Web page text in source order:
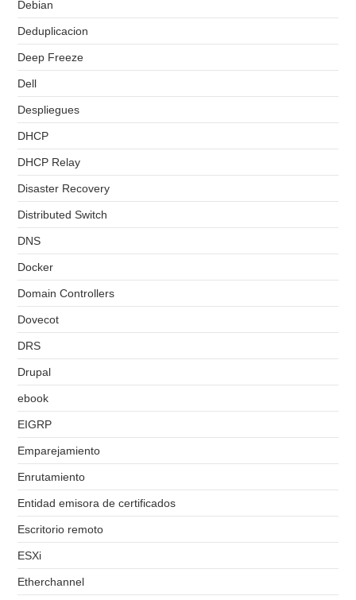
Debian
Deduplicacion
Deep Freeze
Dell
Despliegues
DHCP
DHCP Relay
Disaster Recovery
Distributed Switch
DNS
Docker
Domain Controllers
Dovecot
DRS
Drupal
ebook
EIGRP
Emparejamiento
Enrutamiento
Entidad emisora de certificados
Escritorio remoto
ESXi
Etherchannel